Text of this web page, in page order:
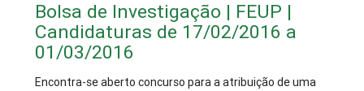
Bolsa de Investigação | FEUP |
Candidaturas de 17/02/2016 a
01/03/2016
Encontra-se aberto concurso para a atribuição de uma